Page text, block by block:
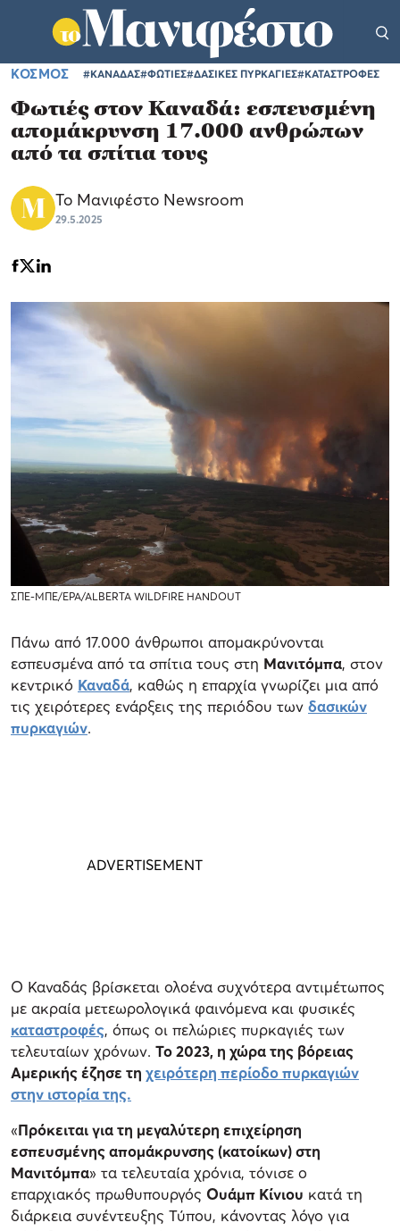
ΚΟΣΜΟΣ #ΚΑΝΑΔΑΣ#ΦΩΤΙΕΣ#ΔΑΣΙΚΕΣ ΠΥΡΚΑΓΙΕΣ#ΚΑΤΑΣΤΡΟΦΕΣ
Φωτιές στον Καναδά: εσπευσμένη
απομάκρυνση 17.000 ανθρώπων
από τα σπίτια τους
Το Μανιφέστο Newsroom
29.5.2025
ΣΠΕ-ΜΠΕ/EPA/ALBERTA WILDFIRE HANDOUT
Πάνω από 17.000 άνθρωποι απομακρύνονται
εσπευσμένα από τα σπίτια τους στη Μανιτόμπα, στον
κεντρικό Καναδά, καθώς η επαρχία γνωρίζει μια από
τις χειρότερες ενάρξεις της περιόδου των δασικών
πυρκαγιών.
Ο Καναδάς βρίσκεται ολοένα συχνότερα αντιμέτωπος
με ακραία μετεωρολογικά φαινόμενα και φυσικές
καταστροφές, όπως οι πελώριες πυρκαγιές των
τελευταίων χρόνων. Το 2023, η χώρα της βόρειας
Αμερικής έζησε τη χειρότερη περίοδο πυρκαγιών
στην ιστορία της.
«Πρόκειται για τη μεγαλύτερη επιχείρηση
εσπευσμένης απομάκρυνσης (κατοίκων) στη
Μανιτόμπα» τα τελευταία χρόνια, τόνισε ο
επαρχιακός πρωθυπουργός Ουάμπ Κίνιου κατά τη
διάρκεια συνέντευξης Τύπου, κάνοντας λόγο για